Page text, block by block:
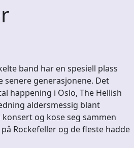
band har en spesiell plass
senere generasjonene. Det
happening i Oslo, The Hellish
aldersmessig blant
og kose seg sammen
Rockefeller og de fleste hadde